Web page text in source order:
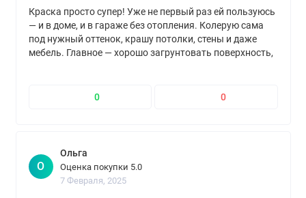
Краска просто супер! Уже не первый раз ей пользуюсь
— и в доме, и в гараже без отопления. Колерую сама
под нужный оттенок, крашу потолки, стены и даже
мебель. Главное — хорошо загрунтовать поверхность,
0
0
О
Ольга
Оценка покупки 5.0
7 Февраля, 2025